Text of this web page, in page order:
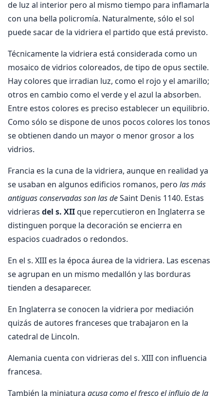
de luz al interior pero al mismo tiempo para inflamarla
con una bella policromía. Naturalmente, sólo el sol
puede sacar de la vidriera el partido que está previsto.
Técnicamente la vidriera está considerada como un
mosaico de vidrios coloreados, de tipo de opus sectile.
Hay colores que irradian luz, como el rojo y el amarillo;
otros en cambio como el verde y el azul la absorben.
Entre estos colores es preciso establecer un equilibrio.
Como sólo se dispone de unos pocos colores los tonos
se obtienen dando un mayor o menor grosor a los
vidrios.
Francia es la cuna de la vidriera, aunque en realidad ya
se usaban en algunos edificios romanos, pero las más
antiguas conservadas son las deSaint Denis 1140. Estas
vidrieras del s. XIIque repercutieron en Inglaterra se
distinguen porque la decoración se encierra en
espacios cuadrados o redondos.
En el s. XIII es la época áurea de la vidriera. Las escenas
se agrupan en un mismo medallón y las borduras
tienden a desaparecer.
En Inglaterra se conocen la vidriera por mediación
quizás de autores franceses que trabajaron en la
catedral de Lincoln.
Alemania cuenta con vidrieras del s. XIII con influencia
francesa.
También la miniatura acusa como el fresco el influjo de la